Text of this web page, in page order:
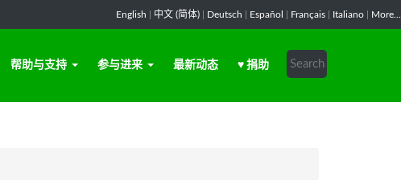
English 中文 (简体) Deutsch Español Français Italiano More...
帮助与支持 参与进来 最新动态 ♥ 捐助